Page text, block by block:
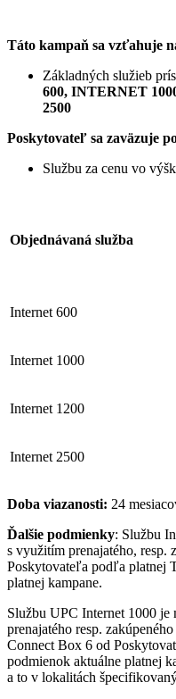
Táto kampaň sa vzťahuje
Základných služieb
600, INTERNET
2500
Poskytovateľ sa zaväzuje
Službu za cenu vo
Objednávaná služba
Internet 600
Internet 1000
Internet 1200
Internet 2500
Doba viazanosti: 24
Ďalšie podmienky: Službu
s využitím prenajatého, resp.
Poskytovateľa podľa platnej
platnej kampane.
Službu UPC Internet 1000
prenajatého resp.
Connect Box 6 od
podmienok aktuálne platnej
a to v lokalitách